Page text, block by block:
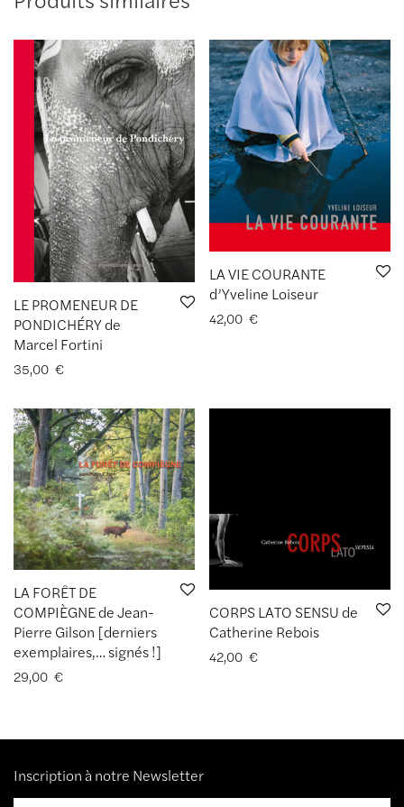
LE PROMENEUR DE
PONDICHÉRY de
Marcel Fortini
35,00 €
LA VIE COURANTE
d’Yveline Loiseur
42,00 €
LA FORÊT DE
COMPIÈGNE de Jean-
Pierre Gilson [derniers
exemplaires,… signés !]
29,00 €
CORPS LATO SENSU de
Catherine Rebois
42,00 €
Inscription à notre Newsletter